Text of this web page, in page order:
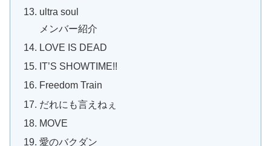
ultra soul
メンバー紹介
LOVE IS DEAD
IT’S SHOWTIME!!
Freedom Train
だれにも言えねぇ
MOVE
愛のバクダン